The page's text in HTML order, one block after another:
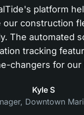
platform
our construction
The automated
tracking
changers for our
Kyle S
, Downtown